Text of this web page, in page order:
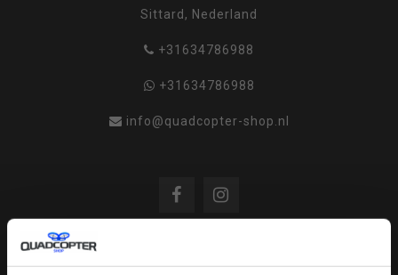
Sittard, Nederland
+31634786988
+31634786988
info@quadcopter-shop.nl